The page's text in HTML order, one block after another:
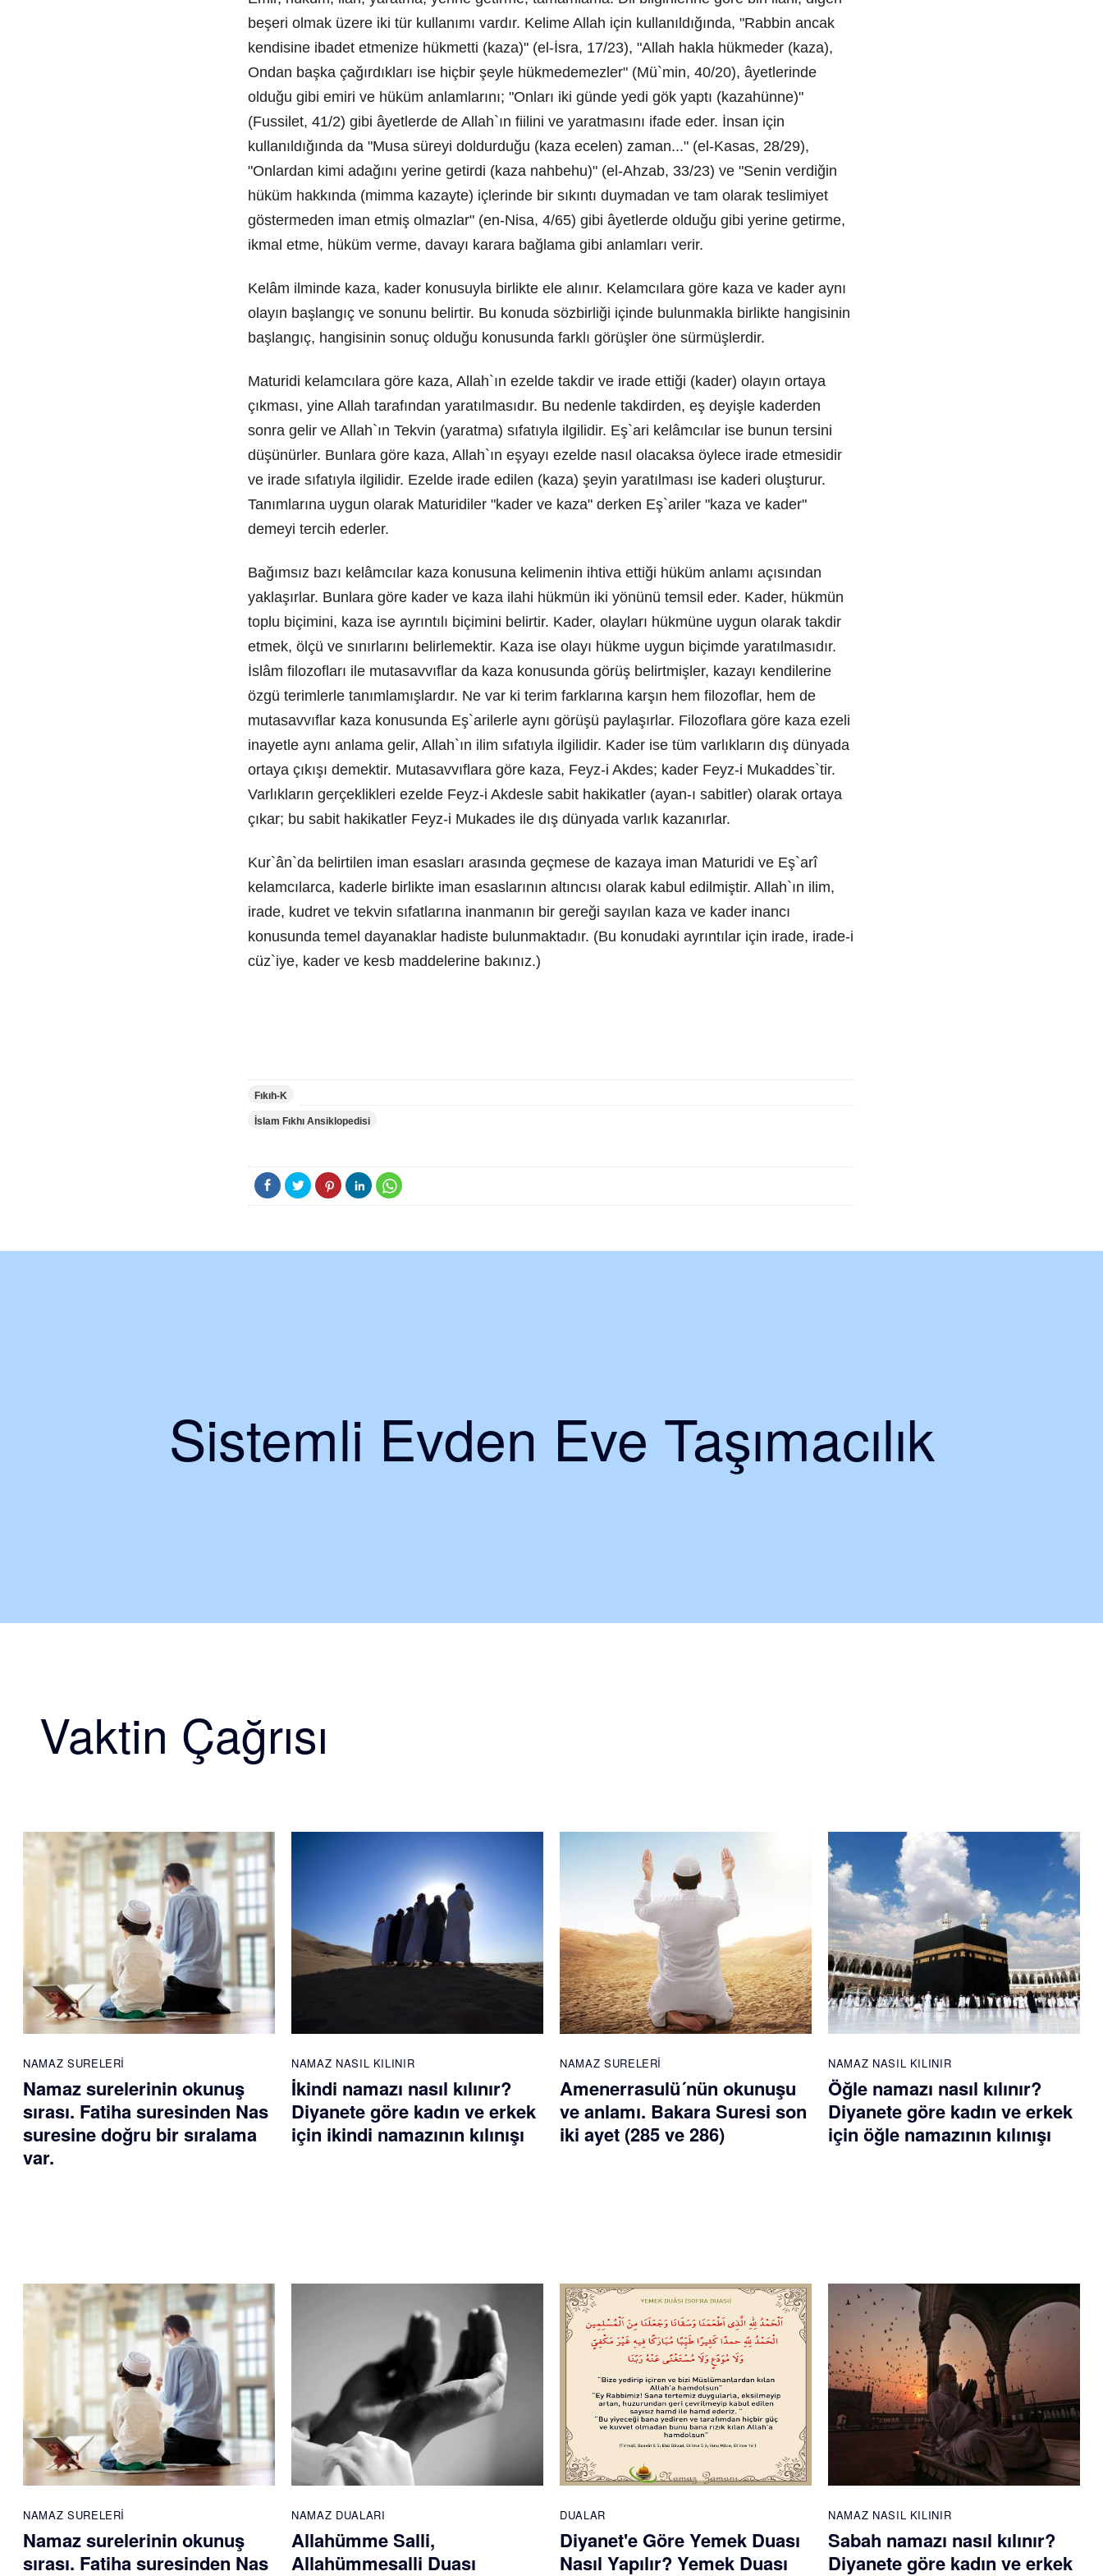
beşeri olmak üzere iki tür kullanımı vardır. Kelime Allah için kullanıldığında, "Rabbin ancak
kendisine ibadet etmenize hükmetti (kaza)" (el-İsra, 17/23), "Allah hakla hükmeder (kaza),
Ondan başka çağırdıkları ise hiçbir şeyle hükmedemezler" (Mü`min, 40/20), âyetlerinde
olduğu gibi emiri ve hüküm anlamlarını; "Onları iki günde yedi gök yaptı (kazahünne)"
(Fussilet, 41/2) gibi âyetlerde de Allah`ın fiilini ve yaratmasını ifade eder. İnsan için
kullanıldığında da "Musa süreyi doldurduğu (kaza ecelen) zaman..." (el-Kasas, 28/29),
"Onlardan kimi adağını yerine getirdi (kaza nahbehu)" (el-Ahzab, 33/23) ve "Senin verdiğin
hüküm hakkında (mimma kazayte) içlerinde bir sıkıntı duymadan ve tam olarak teslimiyet
göstermeden iman etmiş olmazlar" (en-Nisa, 4/65) gibi âyetlerde olduğu gibi yerine getirme,
ikmal etme, hüküm verme, davayı karara bağlama gibi anlamları verir.
Kelâm ilminde kaza, kader konusuyla birlikte ele alınır. Kelamcılara göre kaza ve kader aynı
olayın başlangıç ve sonunu belirtir. Bu konuda sözbirliği içinde bulunmakla birlikte hangisinin
başlangıç, hangisinin sonuç olduğu konusunda farklı görüşler öne sürmüşlerdir.
Maturidi kelamcılara göre kaza, Allah`ın ezelde takdir ve irade ettiği (kader) olayın ortaya
çıkması, yine Allah tarafından yaratılmasıdır. Bu nedenle takdirden, eş deyişle kaderden
sonra gelir ve Allah`ın Tekvin (yaratma) sıfatıyla ilgilidir. Eş`ari kelâmcılar ise bunun tersini
düşünürler. Bunlara göre kaza, Allah`ın eşyayı ezelde nasıl olacaksa öylece irade etmesidir
ve irade sıfatıyla ilgilidir. Ezelde irade edilen (kaza) şeyin yaratılması ise kaderi oluşturur.
Tanımlarına uygun olarak Maturidiler "kader ve kaza" derken Eş`ariler "kaza ve kader"
demeyi tercih ederler.
Bağımsız bazı kelâmcılar kaza konusuna kelimenin ihtiva ettiği hüküm anlamı açısından
yaklaşırlar. Bunlara göre kader ve kaza ilahi hükmün iki yönünü temsil eder. Kader, hükmün
toplu biçimini, kaza ise ayrıntılı biçimini belirtir. Kader, olayları hükmüne uygun olarak takdir
etmek, ölçü ve sınırlarını belirlemektir. Kaza ise olayı hükme uygun biçimde yaratılmasıdır.
İslâm filozofları ile mutasavvıflar da kaza konusunda görüş belirtmişler, kazayı kendilerine
özgü terimlerle tanımlamışlardır. Ne var ki terim farklarına karşın hem filozoflar, hem de
mutasavvıflar kaza konusunda Eş`arilerle aynı görüşü paylaşırlar. Filozoflara göre kaza ezeli
inayetle aynı anlama gelir, Allah`ın ilim sıfatıyla ilgilidir. Kader ise tüm varlıkların dış dünyada
ortaya çıkışı demektir. Mutasavvıflara göre kaza, Feyz-i Akdes; kader Feyz-i Mukaddes`tir.
Varlıkların gerçeklikleri ezelde Feyz-i Akdesle sabit hakikatler (ayan-ı sabitler) olarak ortaya
çıkar; bu sabit hakikatler Feyz-i Mukades ile dış dünyada varlık kazanırlar.
Kur`ân`da belirtilen iman esasları arasında geçmese de kazaya iman Maturidi ve Eş`arî
kelamcılarca, kaderle birlikte iman esaslarının altıncısı olarak kabul edilmiştir. Allah`ın ilim,
irade, kudret ve tekvin sıfatlarına inanmanın bir gereği sayılan kaza ve kader inancı
konusunda temel dayanaklar hadiste bulunmaktadır. (Bu konudaki ayrıntılar için irade, irade-i
cüz`iye, kader ve kesb maddelerine bakınız.)
Fıkıh-K
İslam Fıkhı Ansiklopedisi
Sistemli Evden Eve Taşımacılık
Vaktin Çağrısı
NAMAZ SURELERI
Namaz surelerinin okunuş
sırası. Fatiha suresinden Nas
suresine doğru bir sıralama
var.
NAMAZ NASIL KILINIR
İkindi namazı nasıl kılınır?
Diyanete göre kadın ve erkek
için ikindi namazının kılınışı
NAMAZ SURELERI
Amenerrasulü´nün okunuşu
ve anlamı. Bakara Suresi son
iki ayet (285 ve 286)
NAMAZ NASIL KILINIR
Öğle namazı nasıl kılınır?
Diyanete göre kadın ve erkek
için öğle namazının kılınışı
NAMAZ SURELERI
Namaz surelerinin okunuş
sırası. Fatiha suresinden Nas
NAMAZ DUALARI
Allahümme Salli,
Allahümmesalli Duası
DUALAR
Diyanet'e Göre Yemek Duası
Nasıl Yapılır? Yemek Duası
NAMAZ NASIL KILINIR
Sabah namazı nasıl kılınır?
Diyanete göre kadın ve erkek